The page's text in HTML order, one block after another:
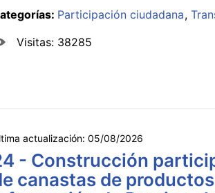
Participación ciudadana
Visitas: 38285
actualización: 05/08/2026
- Construcción
canastas de